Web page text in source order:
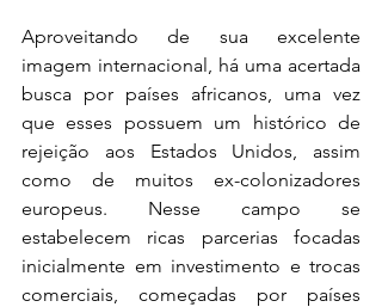
Aproveitando de sua excelente
imagem internacional, há uma acertada
busca por países africanos, uma vez
que esses possuem um histórico de
rejeição aos Estados Unidos, assim
como de muitos ex-colonizadores
europeus. Nesse campo se
estabelecem ricas parcerias focadas
inicialmente em investimento e trocas
comerciais, começadas por países